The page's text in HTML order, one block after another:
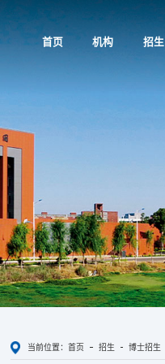
首页 机构 招生
当前位置： 首页 招生 博士招生